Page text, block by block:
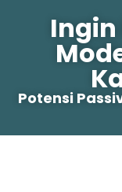
Ingin
Potensi